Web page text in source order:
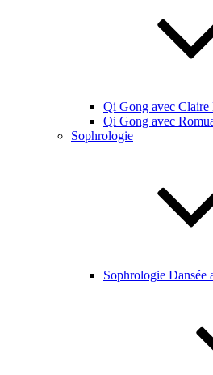
Qi Gong avec Claire
Qi Gong avec
Sophrologie
Sophrologie Dansée